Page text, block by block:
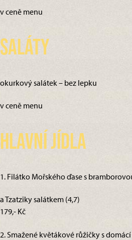
v ceně menu
Saláty
okurkový salátek – bez lepku
v ceně menu
Hlavní jídla
1. Filátko Mořského ďase s
a Tzatziky salátkem (4,7)
179,- Kč
2. Smažené květákové růžičky s